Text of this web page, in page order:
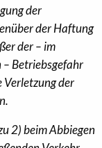
der
der Haftung
der – im
– Betriebsgefahr
Verletzung der
2) beim Abbiegen